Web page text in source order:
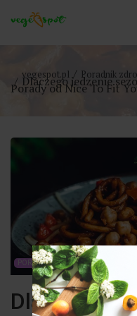
vegespot.pl Poradnik
Dlaczego jedzenie
Porady od Nice To Fit
PORADNIK ZDROWIE
Dlaczego